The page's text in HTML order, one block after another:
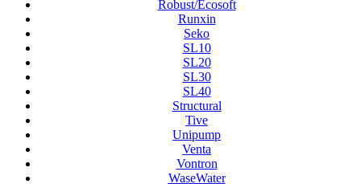
Robust/Ecosoft
Runxin
Seko
SL10
SL20
SL30
SL40
Structural
Tive
Unipump
Venta
Vontron
WaseWater